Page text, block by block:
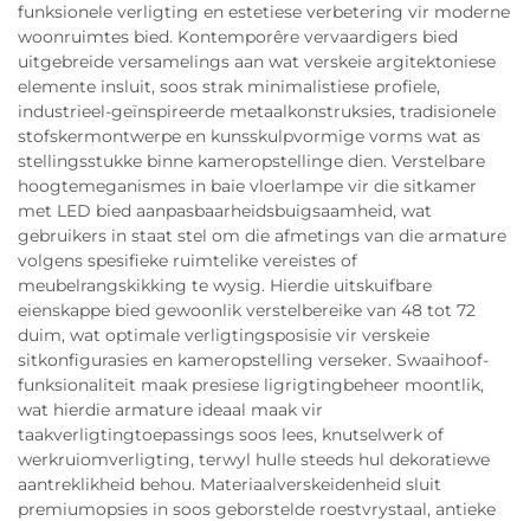
funksionele verligting en estetiese verbetering vir moderne
woonruimtes bied. Kontemporêre vervaardigers bied
uitgebreide versamelings aan wat verskeie argitektoniese
elemente insluit, soos strak minimalistiese profiele,
industrieel-geïnspireerde metaalkonstruksies, tradisionele
stofskermontwerpe en kunsskulpvormige vorms wat as
stellingsstukke binne kameropstellinge dien. Verstelbare
hoogtemeganismes in baie vloerlampe vir die sitkamer
met LED bied aanpasbaarheidsbuigsaamheid, wat
gebruikers in staat stel om die afmetings van die armature
volgens spesifieke ruimtelike vereistes of
meubelrangskikking te wysig. Hierdie uitskuifbare
eienskappe bied gewoonlik verstelbereike van 48 tot 72
duim, wat optimale verligtingsposisie vir verskeie
sitkonfigurasies en kameropstelling verseker. Swaaihoof-
funksionaliteit maak presiese ligrigtingbeheer moontlik,
wat hierdie armature ideaal maak vir
taakverligtingtoepassings soos lees, knutselwerk of
werkruiomverligting, terwyl hulle steeds hul dekoratiewe
aantreklikheid behou. Materiaalverskeidenheid sluit
premiumopsies in soos geborstelde roestvrystaal, antieke